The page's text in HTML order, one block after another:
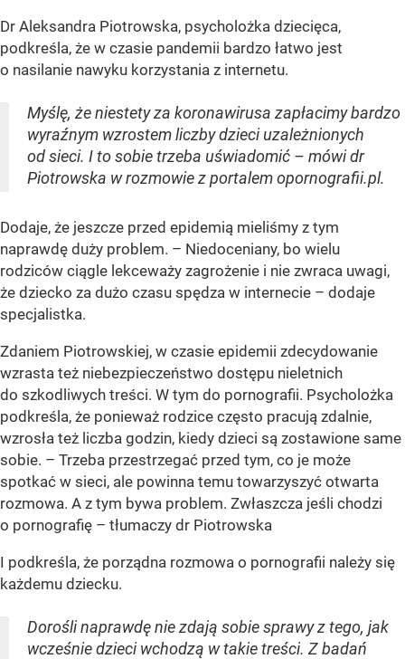
Dr Aleksandra Piotrowska, psycholożka dziecięca,
podkreśla, że w czasie pandemii bardzo łatwo jest
o nasilanie nawyku korzystania z internetu.
Myślę, że niestety za koronawirusa zapłacimy bardzo
wyraźnym wzrostem liczby dzieci uzależnionych
od sieci. I to sobie trzeba uświadomić – mówi dr
Piotrowska w rozmowie z portalem opornografii.pl.
Dodaje, że jeszcze przed epidemią mieliśmy z tym
naprawdę duży problem. – Niedoceniany, bo wielu
rodziców ciągle lekceważy zagrożenie i nie zwraca uwagi,
że dziecko za dużo czasu spędza w internecie – dodaje
specjalistka.
Zdaniem Piotrowskiej, w czasie epidemii zdecydowanie
wzrasta też niebezpieczeństwo dostępu nieletnich
do szkodliwych treści. W tym do pornografii. Psycholożka
podkreśla, że ponieważ rodzice często pracują zdalnie,
wzrosła też liczba godzin, kiedy dzieci są zostawione same
sobie. – Trzeba przestrzegać przed tym, co je może
spotkać w sieci, ale powinna temu towarzyszyć otwarta
rozmowa. A z tym bywa problem. Zwłaszcza jeśli chodzi
o pornografię – tłumaczy dr Piotrowska
I podkreśla, że porządna rozmowa o pornografii należy się
każdemu dziecku.
Dorośli naprawdę nie zdają sobie sprawy z tego, jak
wcześnie dzieci wchodzą w takie treści. Z badań